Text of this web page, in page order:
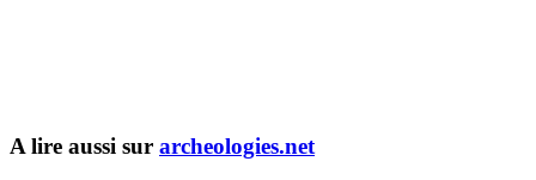
A lire aussi sur archeologies.net